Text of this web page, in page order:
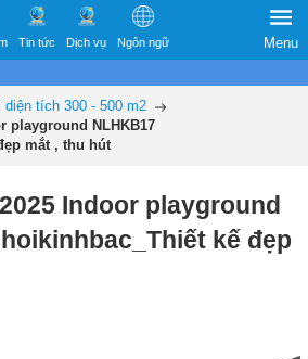
Tin tức Dịch vụ Ngôn ngữ Menu
diện tích 300 - 500 m2
playground NLHKB17
mắt , thu hút
Indoor playground
kế đẹp